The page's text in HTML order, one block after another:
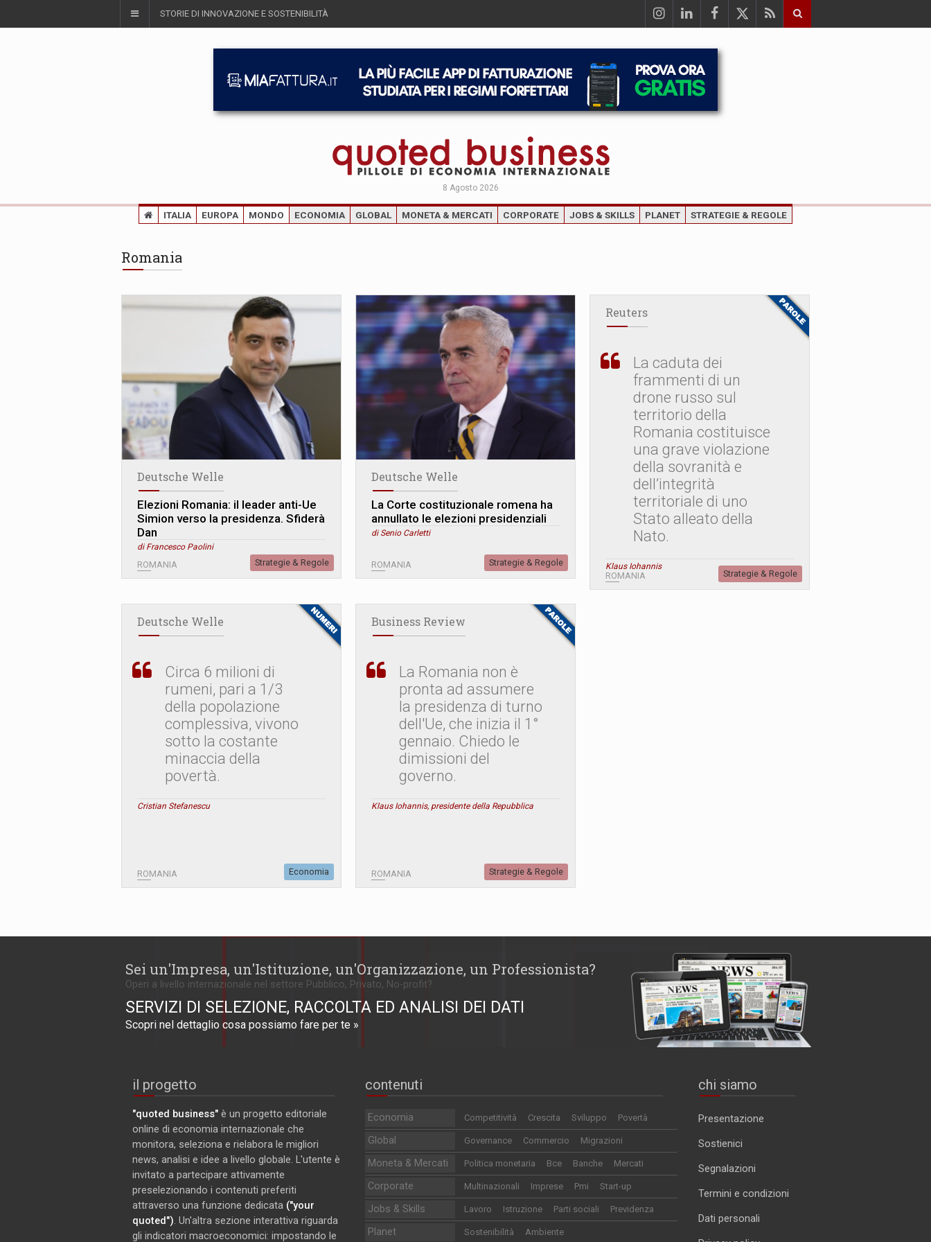
STORIE DI INNOVAZIONE E SOSTENIBILITÀ
8 Agosto 2026
ITALIA EUROPA MONDO ECONOMIA GLOBAL MONETA & MERCATI CORPORATE JOBS & SKILLS PLANET STRATEGIE & REGOLE
Romania
Deutsche Welle
Elezioni Romania: il leader anti-Ue
Simion verso la presidenza. Sfiderà
Dan
di Francesco Paolini
ROMANIA Strategie & Regole
Deutsche Welle
La Corte costituzionale romena ha
annullato le elezioni presidenziali
di Senio Carletti
ROMANIA Strategie & Regole
Reuters
La caduta dei
frammenti di un
drone russo sul
territorio della
Romania costituisce
una grave violazione
della sovranità e
dell’integrità
territoriale di uno
Stato alleato della
Nato.
Klaus Iohannis
ROMANIA Strategie & Regole
Deutsche Welle
Circa 6 milioni di
rumeni, pari a 1/3
della popolazione
complessiva, vivono
sotto la costante
minaccia della
povertà.
Cristian Stefanescu
ROMANIA Economia
Business Review
La Romania non è
pronta ad assumere
la presidenza di turno
dell'Ue, che inizia il 1°
gennaio. Chiedo le
dimissioni del
governo.
Klaus Iohannis, presidente della Repubblica
ROMANIA Strategie & Regole
Sei un'Impresa, un'Istituzione, un'Organizzazione, un Professionista?
Operi a livello internazionale nel settore Pubblico, Privato, No-profit?
SERVIZI DI SELEZIONE, RACCOLTA ED ANALISI DEI DATI
Scopri nel dettaglio cosa possiamo fare per te »
il progetto
"quoted business" è un progetto editoriale
online di economia internazionale che
monitora, seleziona e rielabora le migliori
news, analisi e idee a livello globale. L'utente è
invitato a partecipare attivamente
preselezionando i contenuti preferiti
attraverso una funzione dedicata ("your
quoted"). Un'altra sezione interattiva riguarda
gli indicatori macroeconomici: impostando le
contenuti
Economia Competitività Crescita Sviluppo Povertà
Global Governance Commercio Migrazioni
Moneta & Mercati Politica monetaria Bce Banche Mercati
Corporate Multinazionali Imprese Pmi Start-up
Jobs & Skills Lavoro Istruzione Parti sociali Previdenza
Planet Sostenibilità Ambiente
chi siamo
Presentazione
Sostienici
Segnalazioni
Termini e condizioni
Dati personali